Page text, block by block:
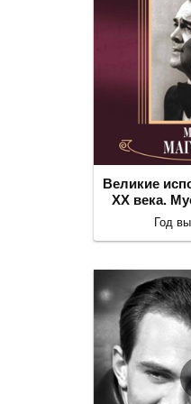
Великие
ХХ века.
Год